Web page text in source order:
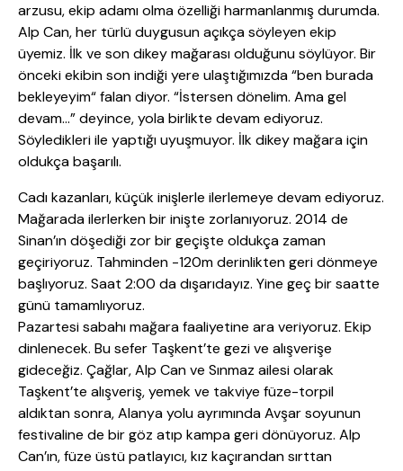
arzusu, ekip adamı olma özelliği harmanlanmış durumda.
Alp Can, her türlü duygusun açıkça söyleyen ekip
üyemiz. İlk ve son dikey mağarası olduğunu söylüyor. Bir
önceki ekibin son indiği yere ulaştığımızda “ben burada
bekleyeyim“ falan diyor. “İstersen dönelim. Ama gel
devam…” deyince, yola birlikte devam ediyoruz.
Söyledikleri ile yaptığı uyuşmuyor. İlk dikey mağara için
oldukça başarılı.
Cadı kazanları, küçük inişlerle ilerlemeye devam ediyoruz.
Mağarada ilerlerken bir inişte zorlanıyoruz. 2014 de
Sinan’ın döşediği zor bir geçişte oldukça zaman
geçiriyoruz. Tahminden -120m derinlikten geri dönmeye
başlıyoruz. Saat 2:00 da dışarıdayız. Yine geç bir saatte
günü tamamlıyoruz.
Pazartesi sabahı mağara faaliyetine ara veriyoruz. Ekip
dinlenecek. Bu sefer Taşkent’te gezi ve alışverişe
gideceğiz. Çağlar, Alp Can ve Sınmaz ailesi olarak
Taşkent’te alışveriş, yemek ve takviye füze-torpil
aldıktan sonra, Alanya yolu ayrımında Avşar soyunun
festivaline de bir göz atıp kampa geri dönüyoruz. Alp
Can’ın, füze üstü patlayıcı, kız kaçırandan sırttan